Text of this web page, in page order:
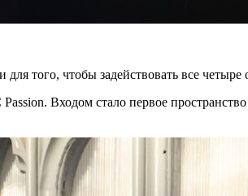
того, чтобы задействовать все
Входом стало первое